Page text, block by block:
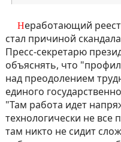
Неработающий реестр прав на недвижимость уже
стал причиной
Пресс-секретарю
объяснять, что
над преодолением
единого
"Там работа идет
технологически не все
там никто не сидит